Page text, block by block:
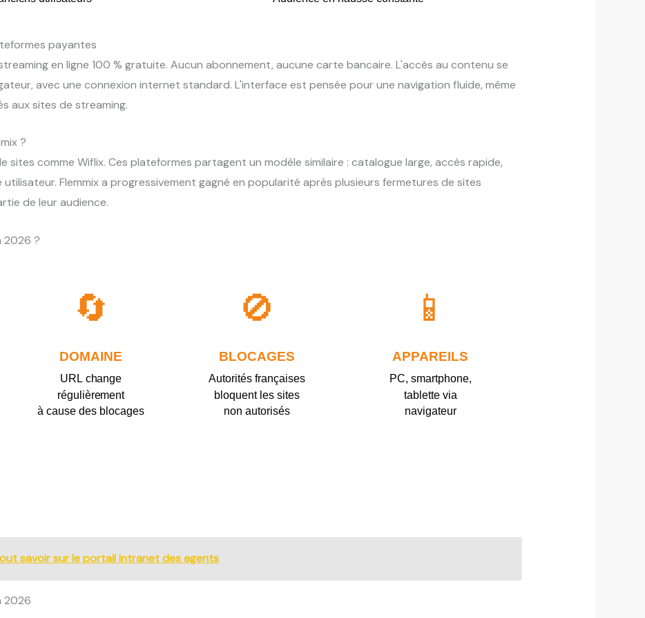
payantes
en ligne 100 % gratuite. Aucun abonnement, aucune carte bancaire. L'accès au contenu se
avec une connexion internet standard. L'interface est pensée pour une navigation fluide, même
aux sites de streaming.
?
sites comme Wiflix. Ces plateformes partagent un modèle similaire : catalogue large, accès rapide,
Flemmix a progressivement gagné en popularité après plusieurs fermetures de sites
de leur audience.
2026 ?
🔄
DOMAINE
URL change
régulièrement
à cause des blocages
🚫
BLOCAGES
Autorités françaises
bloquent les sites
non autorisés
📱
APPAREILS
PC, smartphone,
tablette via
navigateur
savoir sur le portail intranet des agents
2026